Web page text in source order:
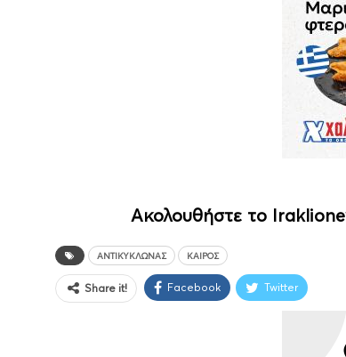
Ακολουθήστε το
ΑΝΤΙΚΥΚΛΏΝΑΣ ΚΑΙΡΌΣ
Share it! Facebook Twitter